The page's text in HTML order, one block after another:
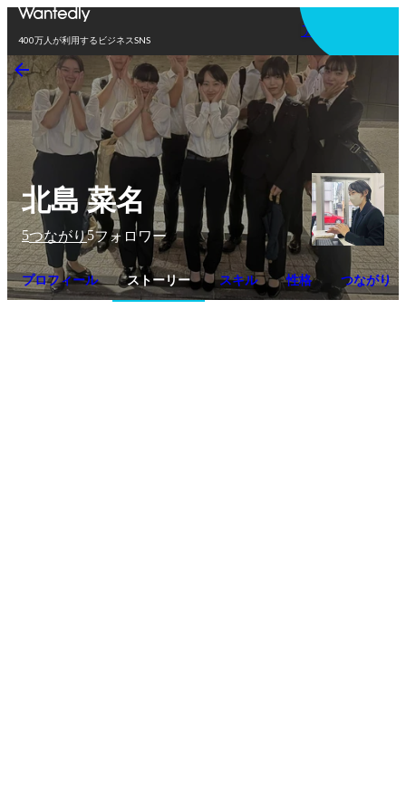
400万人が利用するビジネスSNS
アプリを使う
北島 菜名
5つながり5フォロワー
プロフィール ストーリー スキル 性格 つながり